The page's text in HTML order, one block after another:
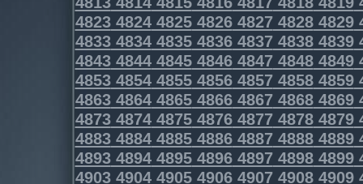
4823482448254826482748284829
4833483448354836483748384839
4843484448454846484748484849
4853485448554856485748584859
4863486448654866486748684869
4873487448754876487748784879
4883488448854886488748884889
4893489448954896489748984899
4903490449054906490749084909